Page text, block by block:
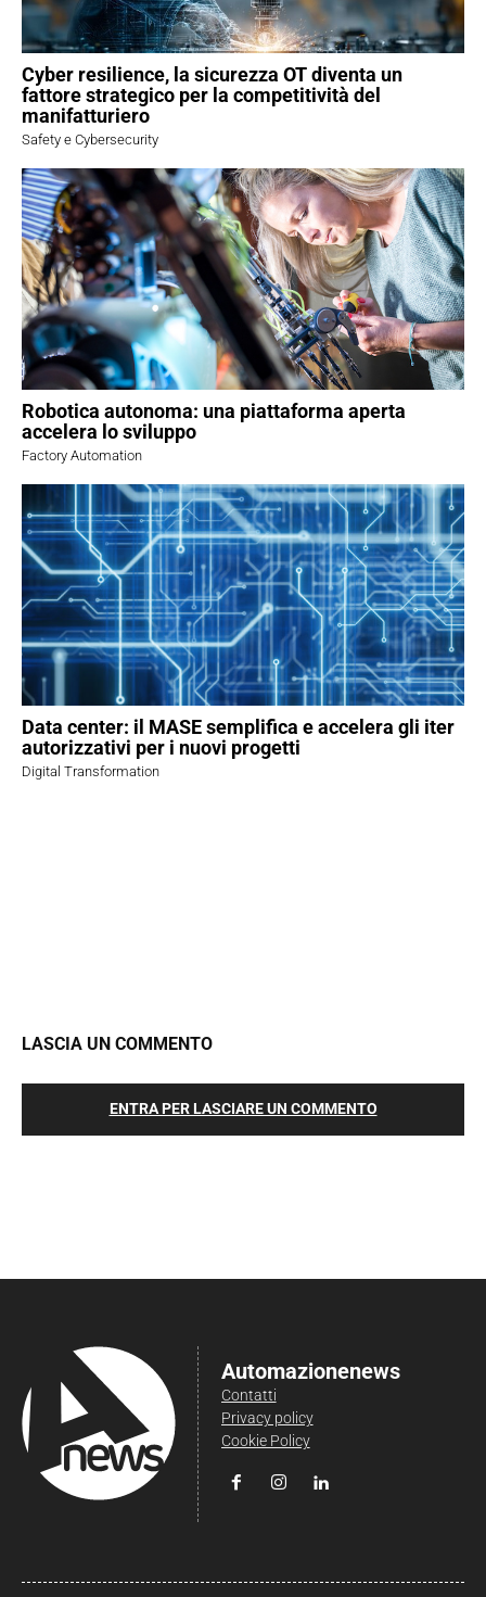
Cyber resilience, la sicurezza OT diventa un
fattore strategico per la competitività del
manifatturiero
Safety e Cybersecurity
Robotica autonoma: una piattaforma aperta
accelera lo sviluppo
Factory Automation
Data center: il MASE semplifica e accelera gli iter
autorizzativi per i nuovi progetti
Digital Transformation
LASCIA UN COMMENTO
ENTRA PER LASCIARE UN COMMENTO
Automazionenews
Contatti
Privacy policy
Cookie Policy